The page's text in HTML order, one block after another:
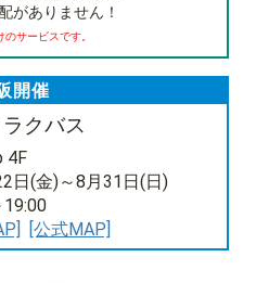
がありません！
サービスです。
開催
クバス
4F
日(金)～8月31日(日)
[公式MAP]